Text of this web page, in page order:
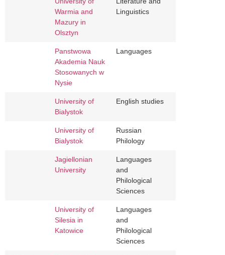
Warmia and
Mazury in
Olsztyn
Linguistics
Panstwowa
Akademia Nauk
Stosowanych w
Nysie
Languages
University of
Bialystok
English studies
University of
Bialystok
Russian
Philology
Jagiellonian
University
Languages
and
Philological
Sciences
University of
Silesia in
Katowice
Languages
and
Philological
Sciences